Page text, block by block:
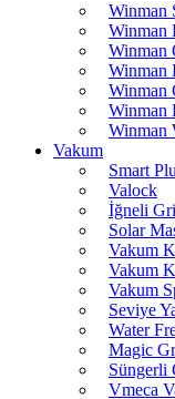
Winman
Winman
Winman
Winman
Winman
Winman
Winman
Vakum
Smart
Valock
İğneli
Solar
Vakum
Vakum
Vakum
Seviye
Water
Magic
Süngerli
Vmeca